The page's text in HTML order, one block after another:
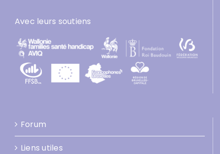
Avec leurs soutiens
Forum
Liens utiles